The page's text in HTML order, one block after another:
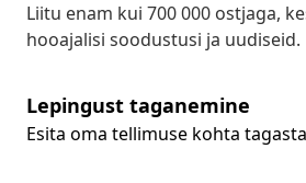
Liitu enam kui 700 000 ostjaga,
hooajalisi soodustusi ja uudiseid.
Lepingust taganemine
Esita oma tellimuse kohta